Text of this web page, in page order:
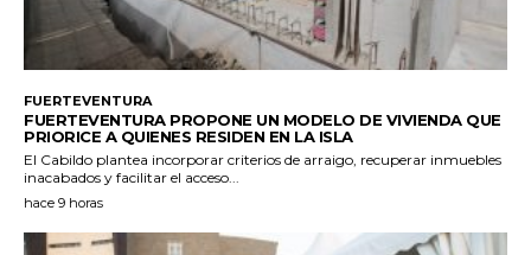
FUERTEVENTURA
FUERTEVENTURA PROPONE UN MODELO DE VIVIENDA QUE
PRIORICE A QUIENES RESIDEN EN LA ISLA
El Cabildo plantea incorporar criterios de arraigo, recuperar inmuebles
inacabados y facilitar el acceso...
hace 9 horas